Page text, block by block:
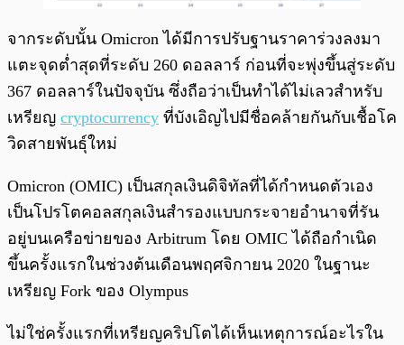
จากระดับนั้น Omicron ได้มีการปรับฐานราคาร่วงลงมา
แตะจุดต่ำสุดที่ระดับ 260 ดอลลาร์ ก่อนที่จะพุ่งขึ้นสู่ระดับ
367 ดอลลาร์ในปัจจุบัน ซึ่งถือว่าเป็นทำได้ไม่เลวสำหรับ
เหรียญ cryptocurrency ที่บังเอิญไปมีชื่อคล้ายกันกับเชื้อโค
วิดสายพันธุ์ใหม่
Omicron (OMIC) เป็นสกุลเงินดิจิทัลที่ได้กำหนดตัวเอง
เป็นโปรโตคอลสกุลเงินสำรองแบบกระจายอำนาจที่รัน
อยู่บนเครือข่ายของ Arbitrum โดย OMIC ได้ถือกำเนิด
ขึ้นครั้งแรกในช่วงต้นเดือนพฤศจิกายน 2020 ในฐานะ
เหรียญ Fork ของ Olympus
ไม่ใช่ครั้งแรกที่เหรียญคริปโตได้เห็นเหตุการณ์อะไรใน